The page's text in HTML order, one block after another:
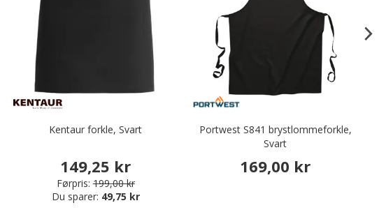
Kentaur forkle, Svart
149,25 kr
Førpris: 199,00 kr
Du sparer: 49,75 kr
Portwest S841 brystlommeforkle,
Svart
169,00 kr